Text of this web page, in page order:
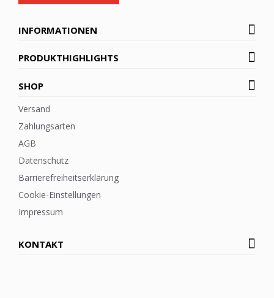
INFORMATIONEN
PRODUKTHIGHLIGHTS
SHOP
Versand
Zahlungsarten
AGB
Datenschutz
Barrierefreiheitserklärung
Cookie-Einstellungen
Impressum
KONTAKT